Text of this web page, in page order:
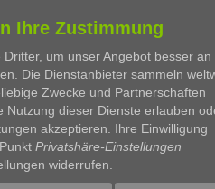
Radio Network AG
Ihre Zustimmung
um unser Angebot besser an
Die Dienstanbieter sammeln
Zwecke und Partnerschaften
Nutzung dieser Dienste erlauben
akzeptieren. Ihre Einwilligung
Privatshäre-Einstellungen
widerrufen.